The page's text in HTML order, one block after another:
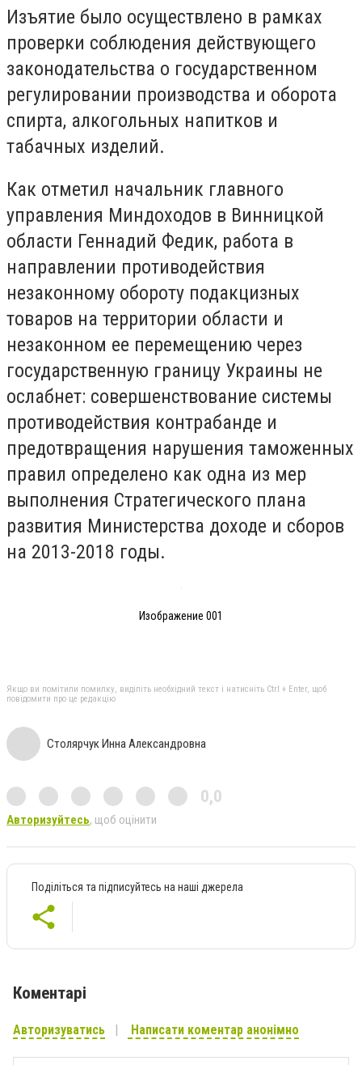
Изъятие было осуществлено в рамках
проверки соблюдения действующего
законодательства о государственном
регулировании производства и оборота
спирта, алкогольных напитков и
табачных изделий.
Как отметил начальник главного
управления Миндоходов в Винницкой
области Геннадий Федик, работа в
направлении противодействия
незаконному обороту подакцизных
товаров на территории области и
незаконном ее перемещению через
государственную границу Украины не
ослабнет: совершенствование системы
противодействия контрабанде и
предотвращения нарушения таможенных
правил определено как одна из мер
выполнения Стратегического плана
развития Министерства доходе и сборов
на 2013-2018 годы.
Изображение 001
Якщо ви помітили помилку, виділіть необхідний текст і натисніть Ctrl + Enter, щоб
повідомити про це редакцію
Столярчук Инна Александровна
0,0
Авторизуйтесь, щоб оцінити
Поділіться та підписуйтесь на наші джерела
Коментарі
Авторизуватись Написати коментар анонімно